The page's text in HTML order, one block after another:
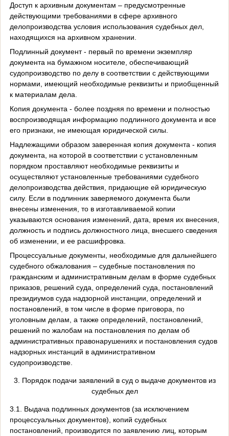
Доступ к архивным документам – предусмотренные
действующими требованиями в сфере архивного
делопроизводства условия использования судебных дел,
находящихся на архивном хранении.
Подлинный документ - первый по времени экземпляр
документа на бумажном носителе, обеспечивающий
судопроизводство по делу в соответствии с действующими
нормами, имеющий необходимые реквизиты и приобщенный
к материалам дела.
Копия документа - более поздняя по времени и полностью
воспроизводящая информацию подлинного документа и все
его признаки, не имеющая юридической силы.
Надлежащими образом заверенная копия документа - копия
документа, на которой в соответствии с установленным
порядком проставляют необходимые реквизиты и
осуществляют установленные требованиями судебного
делопроизводства действия, придающие ей юридическую
силу. Если в подлинник заверяемого документа были
внесены изменения, то в изготавливаемой копии
указываются основания изменений, дата, время их внесения,
должность и подпись должностного лица, внесшего сведения
об изменении, и ее расшифровка.
Процессуальные документы, необходимые для дальнейшего
судебного обжалования – судебные постановления по
гражданским и административным делам в форме судебных
приказов, решений суда, определений суда, постановлений
президиумов суда надзорной инстанции, определений и
постановлений, в том числе в форме приговора, по
уголовным делам, а также определений, постановлений,
решений по жалобам на постановления по делам об
административных правонарушениях и постановления судов
надзорных инстанций в административном
судопроизводстве.
3. Порядок подачи заявлений в суд о выдаче документов из
судебных дел
3.1. Выдача подлинных документов (за исключением
процессуальных документов), копий судебных
постановлений, производится по заявлению лиц, которым